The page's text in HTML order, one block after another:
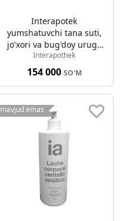
Interapotek
yumshatuvchi tana suti,
jo'xori va bug'doy urug'i
ekstrakti, dispenserli 750
ml
Interapothek
154 000 SO'M
mavjud emas